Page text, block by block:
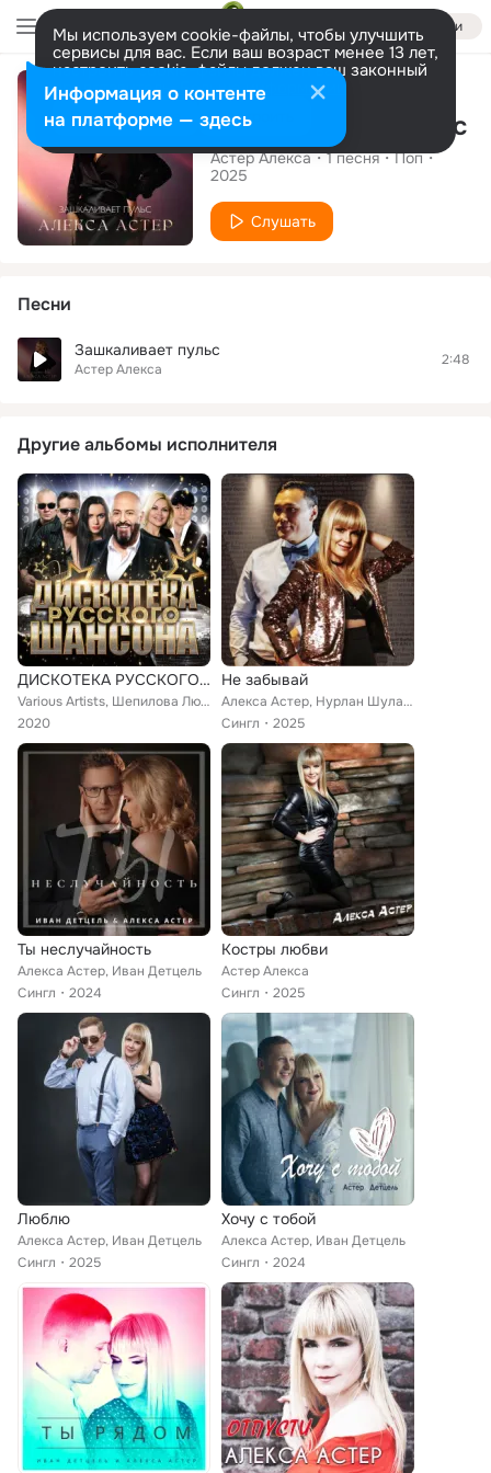
Войти
Мы используем cookie-файлы, чтобы улучшить
сервисы для вас. Если ваш возраст менее 13 лет,
настроить cookie-файлы должен ваш законный
представитель. Больше информации
Разрешить все Настроить
Сингл
Зашкаливает пульс
Астер Алекса 1песня
Поп
2025
Слушать
Песни
Зашкаливает пульс
Астер Алекса
2:48
Другие альбомы исполнителя
ДИСКОТЕКА РУССКОГО ШАНСОНА
Various Artists, Шепилова Любовь, Пацанка, Кучин Иван, Дубровин Сергей, Шепилова Любовь, Круг Ирина, Королев Виктор, БумеR, Огон...
2020
Не забывай
Алекса Астер, Нурлан Шулаков
Сингл
2025
Ты неслучайность
Алекса Астер, Иван Детцель
Сингл
2024
Костры любви
Астер Алекса
Сингл
2025
Люблю
Алекса Астер, Иван Детцель
Сингл
2025
Хочу с тобой
Алекса Астер, Иван Детцель
Сингл
2024
Информация о контенте
на платформе — здесь